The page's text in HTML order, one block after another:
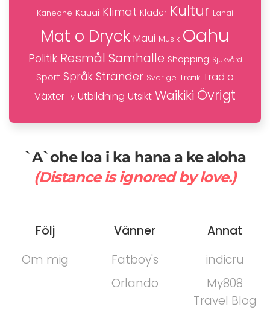
Kaneohe Kauai Klimat Kläder Kultur Lanai
Mat o Dryck Maui Musik Oahu
Politik Resmål Samhälle Shopping Sjukvård
Sport Språk Stränder Sverige Trafik Träd o
Växter TV Utbildning Utsikt Waikiki Övrigt
`A`ohe loa i ka hana a ke aloha
(Distance is ignored by love.)
Följ
Om mig
Vänner
Fatboy's
Orlando
Annat
indicru
My808
Travel Blog